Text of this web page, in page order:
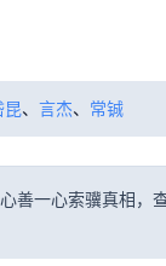
昆、 言杰、 常铖
善一心索骥真相，